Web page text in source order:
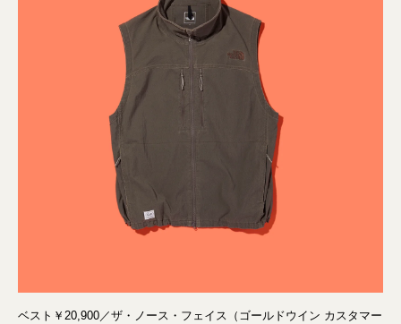
ベスト￥20,900／ザ・ノース・フェイス（ゴールドウイン カスタマー